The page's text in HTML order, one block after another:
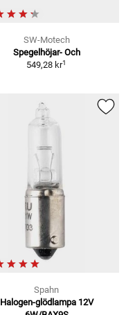
SW-Motech
Spegelhöjar- Och
549,28 kr1
Spahn
Halogen-glödlampa 12V